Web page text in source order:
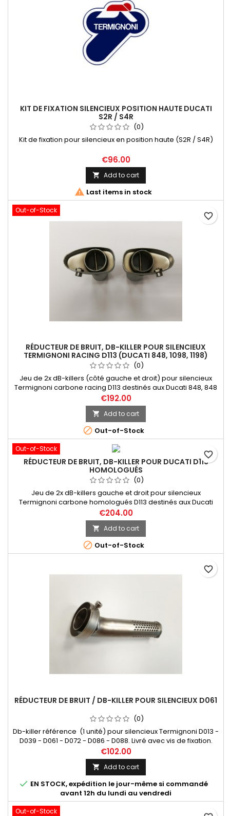
KIT DE FIXATION SILENCIEUX POSITION HAUTE DUCATI
S2R / S4R
(0)
Kit de fixation pour silencieux en position haute (S2R / S4R)
€96.00
 Add to cart
 Last items in stock
Out-of-Stock
RÉDUCTEUR DE BRUIT, DB-KILLER POUR SILENCIEUX
TERMIGNONI RACING D113 (DUCATI 848, 1098, 1198)
(0)
Jeu de 2x dB-killers (côté gauche et droit) pour silencieux
Termignoni carbone racing D113 destinés aux Ducati 848, 848
Evo, 1098, 1198.
€192.00
 Add to cart
 Out-of-Stock
favorite_border
Out-of-Stock
RÉDUCTEUR DE BRUIT, DB-KILLER POUR DUCATI D113
HOMOLOGUÉS
(0)
Jeu de 2x dB-killers gauche et droit pour silencieux
Termignoni carbone homologués D113 destinés aux Ducati
848, 848 Evo, 1098, 1198. PHOTO NON CONTRACTUELLE.
€204.00
 Add to cart
 Out-of-Stock
favorite_border
RÉDUCTEUR DE BRUIT / DB-KILLER POUR SILENCIEUX D061
(0)
Db-killer référence (1 unité) pour silencieux Termignoni D013 -
D039 - D061 - D072 - D086 - D088. Livré avec vis de fixation.
€102.00
 Add to cart
 EN STOCK, expédition le jour-même si commandé
avant 12h du lundi au vendredi
favorite_border
Out-of-Stock